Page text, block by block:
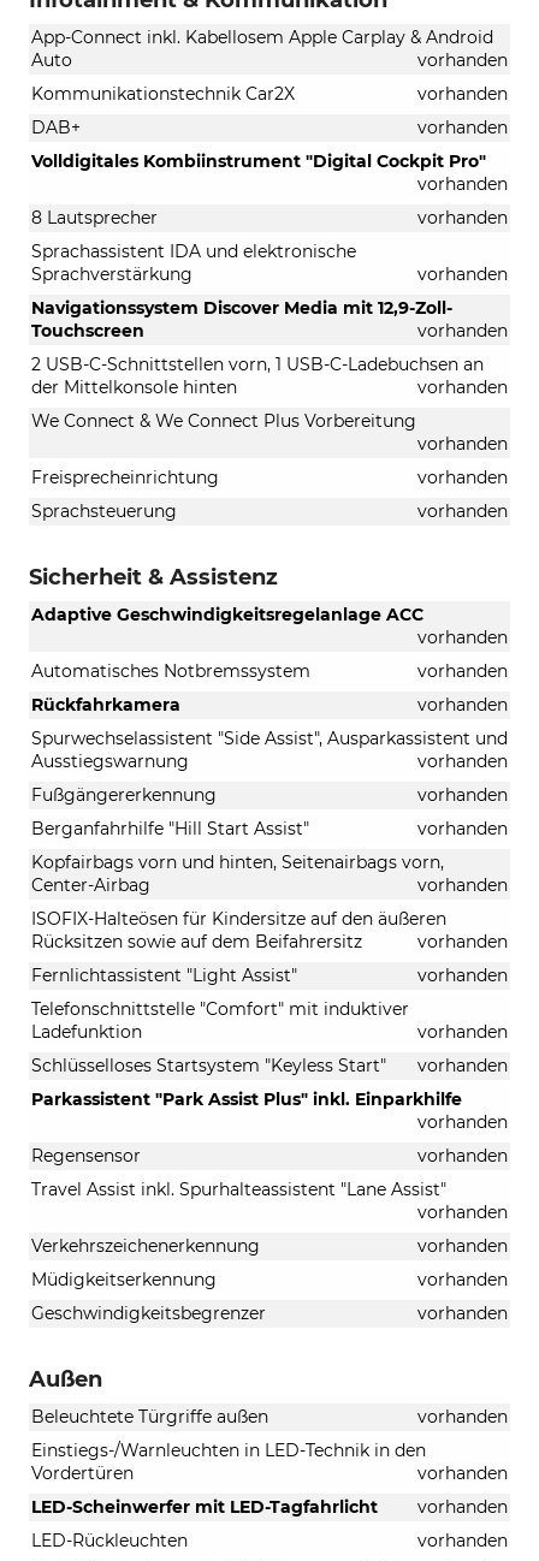
App-Connect inkl. Kabellosem Apple Carplay & Android
Auto
vorhanden
Kommunikationstechnik Car2X
vorhanden
DAB+
vorhanden
Volldigitales Kombiinstrument "Digital Cockpit Pro"
vorhanden
8 Lautsprecher
vorhanden
Sprachassistent IDA und elektronische
Sprachverstärkung
vorhanden
Navigationssystem Discover Media mit 12,9-Zoll-
Touchscreen
vorhanden
2 USB-C-Schnittstellen vorn, 1 USB-C-Ladebuchsen an
der Mittelkonsole hinten
vorhanden
We Connect & We Connect Plus Vorbereitung
vorhanden
Freisprecheinrichtung
vorhanden
Sprachsteuerung
vorhanden
Sicherheit & Assistenz
Adaptive Geschwindigkeitsregelanlage ACC
vorhanden
Automatisches Notbremssystem
vorhanden
Rückfahrkamera
vorhanden
Spurwechselassistent "Side Assist", Ausparkassistent und
Ausstiegswarnung
vorhanden
Fußgängererkennung
vorhanden
Berganfahrhilfe "Hill Start Assist"
vorhanden
Kopfairbags vorn und hinten, Seitenairbags vorn,
Center-Airbag
vorhanden
ISOFIX-Halteösen für Kindersitze auf den äußeren
Rücksitzen sowie auf dem Beifahrersitz
vorhanden
Fernlichtassistent "Light Assist"
vorhanden
Telefonschnittstelle "Comfort" mit induktiver
Ladefunktion
vorhanden
Schlüsselloses Startsystem "Keyless Start"
vorhanden
Parkassistent "Park Assist Plus" inkl. Einparkhilfe
vorhanden
Regensensor
vorhanden
Travel Assist inkl. Spurhalteassistent "Lane Assist"
vorhanden
Verkehrszeichenerkennung
vorhanden
Müdigkeitserkennung
vorhanden
Geschwindigkeitsbegrenzer
vorhanden
Außen
Beleuchtete Türgriffe außen
vorhanden
Einstiegs-/Warnleuchten in LED-Technik in den
Vordertüren
vorhanden
LED-Scheinwerfer mit LED-Tagfahrlicht
vorhanden
LED-Rückleuchten
vorhanden